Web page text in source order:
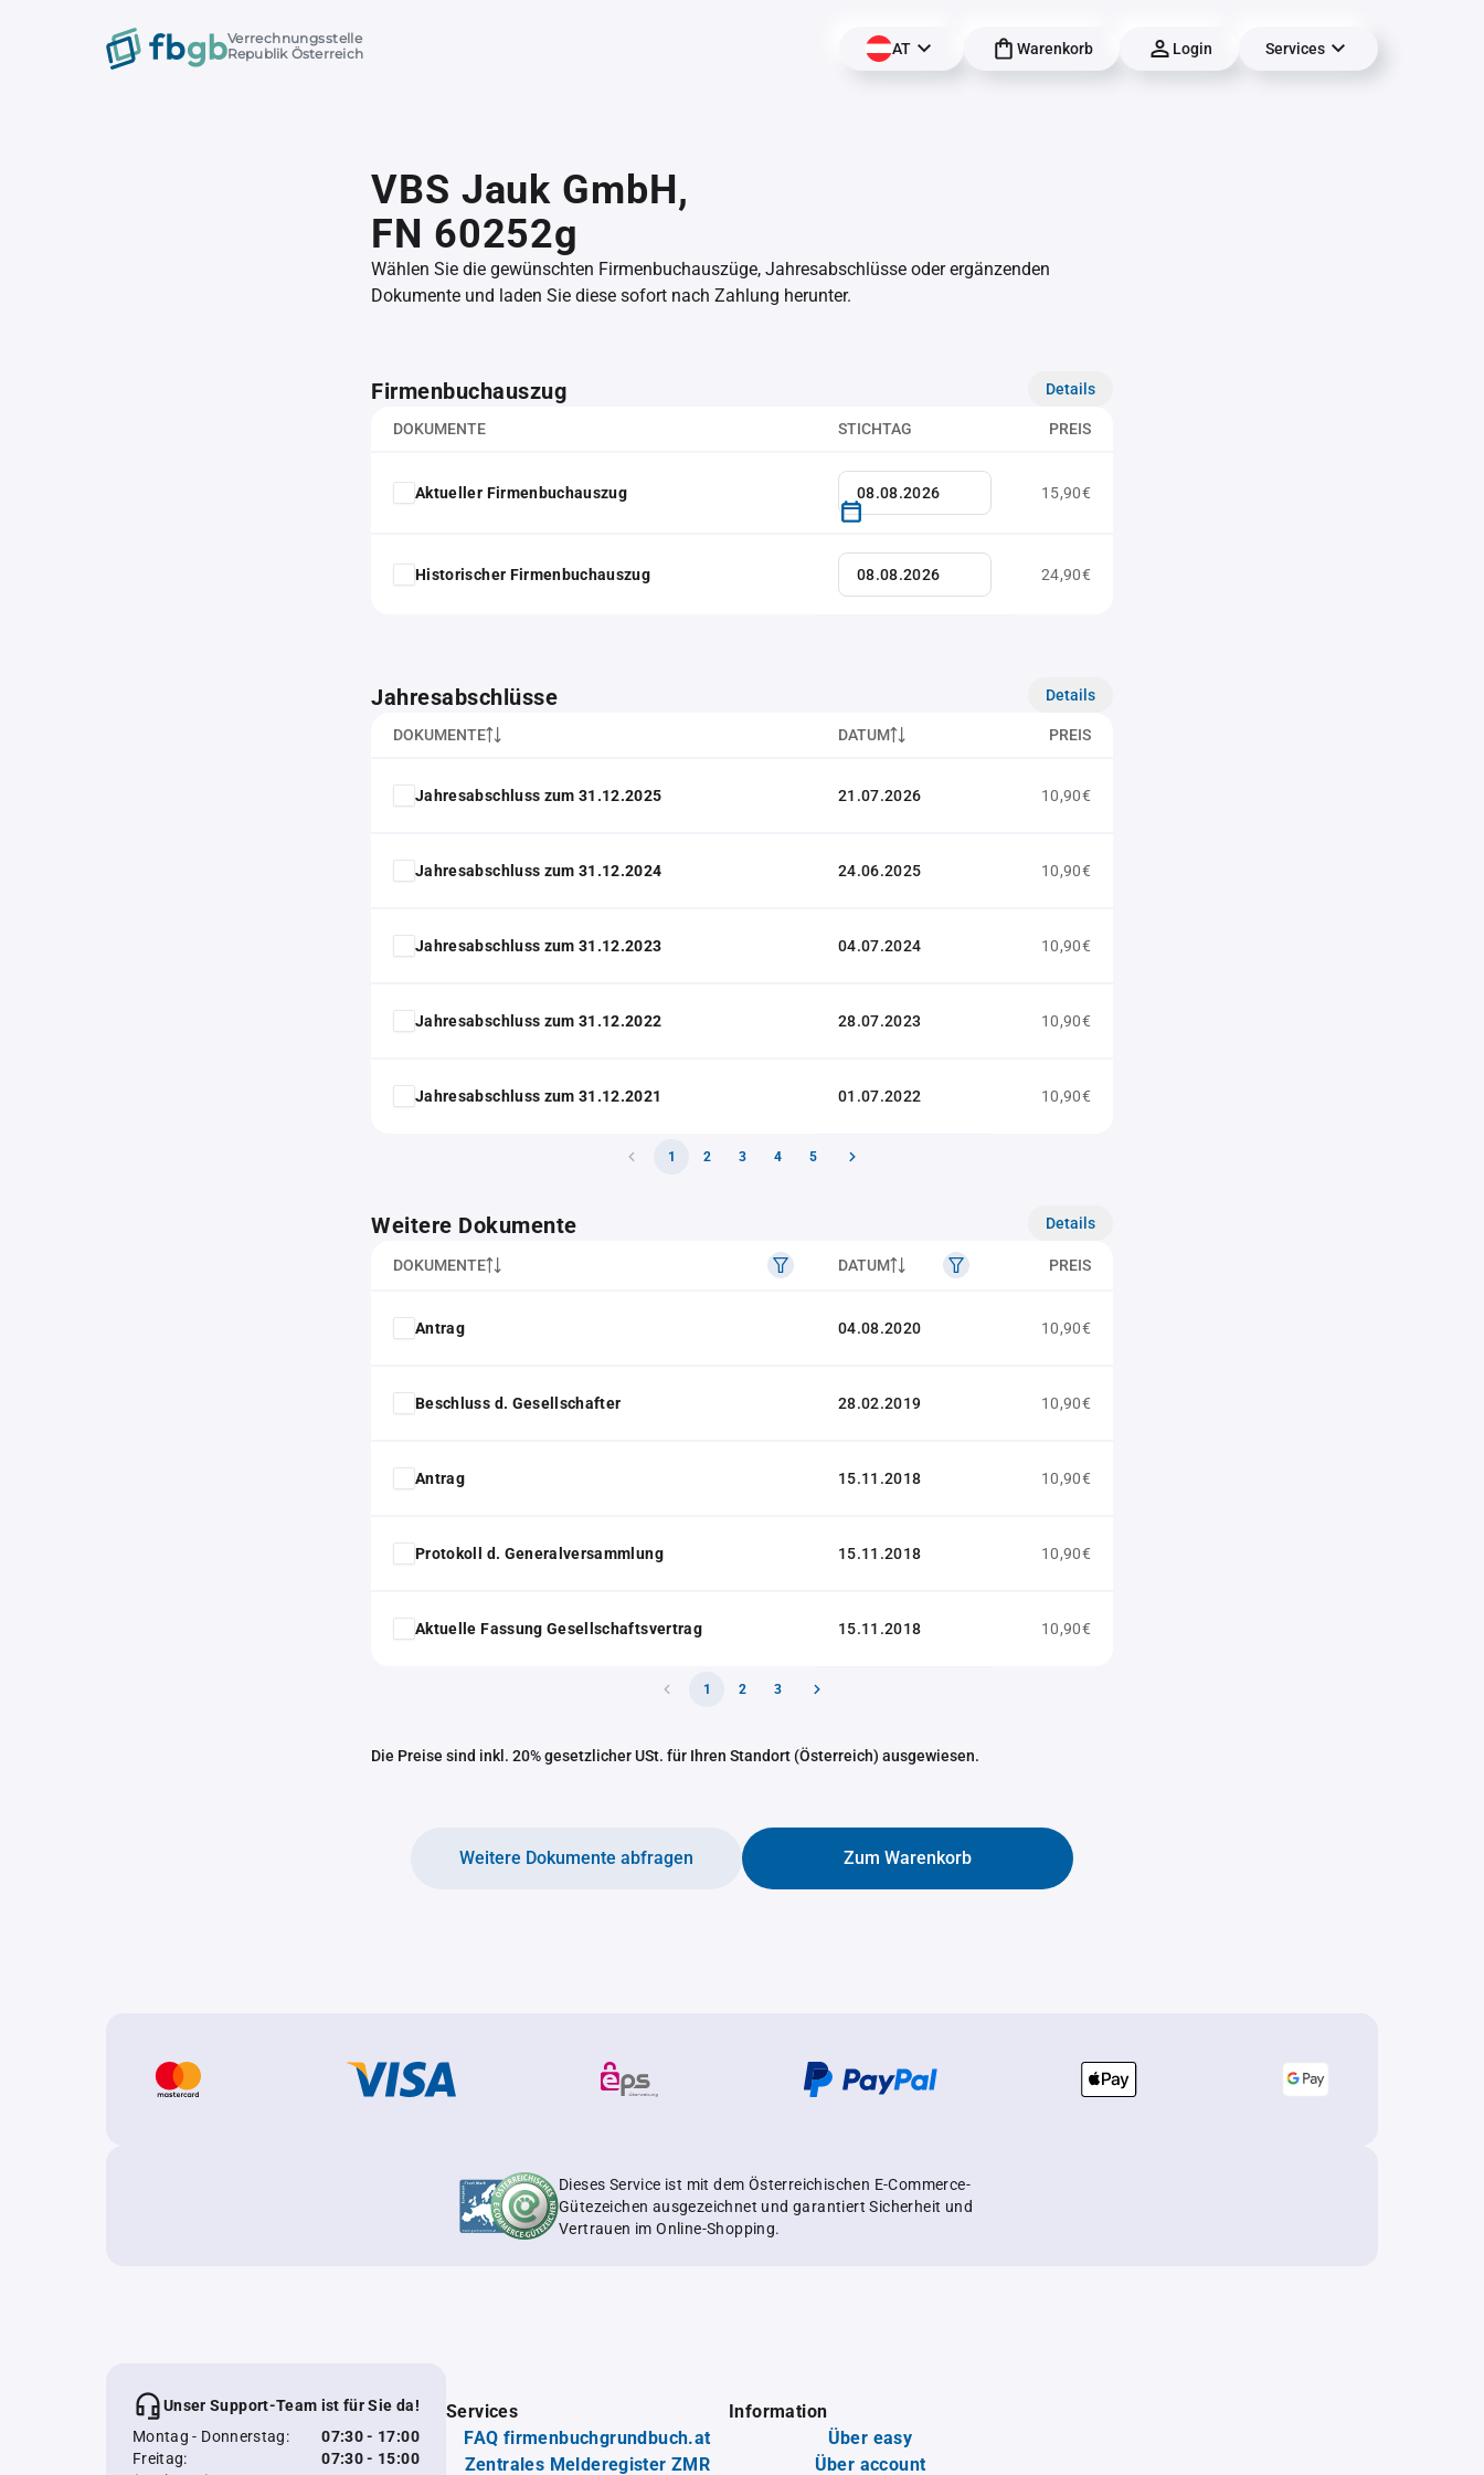
Verrechnungsstelle
Republik Österreich
AT Warenkorb Login Services
VBS Jauk GmbH,
FN 60252g
Wählen Sie die gewünschten Firmenbuchauszüge, Jahresabschlüsse oder ergänzenden
Dokumente und laden Sie diese sofort nach Zahlung herunter.
Firmenbuchauszug Details
DOKUMENTE STICHTAG PREIS
Aktueller Firmenbuchauszug 15,90€
Historischer Firmenbuchauszug 24,90€
Jahresabschlüsse Details
DOKUMENTE DATUM PREIS
Jahresabschluss zum 31.12.2025 21.07.2026 10,90€
Jahresabschluss zum 31.12.2024 24.06.2025 10,90€
Jahresabschluss zum 31.12.2023 04.07.2024 10,90€
Jahresabschluss zum 31.12.2022 28.07.2023 10,90€
Jahresabschluss zum 31.12.2021 01.07.2022 10,90€
1 2 3 4 5
Weitere Dokumente Details
DOKUMENTE DATUM PREIS
Antrag 04.08.2020 10,90€
Beschluss d. Gesellschafter 28.02.2019 10,90€
Antrag 15.11.2018 10,90€
Protokoll d. Generalversammlung 15.11.2018 10,90€
Aktuelle Fassung Gesellschaftsvertrag 15.11.2018 10,90€
1 2 3
Die Preise sind inkl. 20% gesetzlicher USt. für Ihren Standort (Österreich) ausgewiesen.
Zum Warenkorb
Weitere Dokumente abfragen
Dieses Service ist mit dem Österreichischen E-Commerce-
Gütezeichen ausgezeichnet und garantiert Sicherheit und
Vertrauen im Online-Shopping.
Unser Support-Team ist für Sie da!
Montag - Donnerstag:
07:30 - 17:00
Freitag:
07:30 - 15:00
Services
FAQ firmenbuchgrundbuch.at
Zentrales Melderegister ZMR
Information
Über easy
Über account